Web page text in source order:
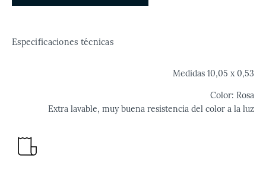
Especificaciones técnicas
Medidas 10,05 x 0,53
Color: Rosa
Extra lavable, muy buena resistencia del color a la luz